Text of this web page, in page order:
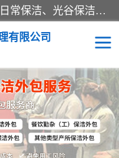
专业提供光谷物业保洁、关谷日常保洁、光谷保洁外包及武汉其他城区的单位日常保洁 武汉德聚和物业管理有限公司致力于打造中国专业物业保洁服务、日常保洁及其他保洁清洗外包服务。自公司成立以来提倡以先进的物业管理理念和模式经营，谋篇布局，以“至诚服务、精益求精、规范管理、锐意拓新”为质量方针，强化内部管理，为业主提供专业化、标准化和精细化的全方位物业服务，管理服务水平得到了广大业主和业内人士的一致好评。
有限公司